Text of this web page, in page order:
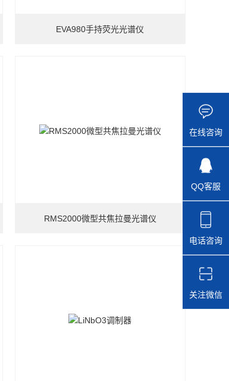
EVA980手持荧光光谱仪
RMS2000微型共焦拉曼光谱仪
在线咨询
QQ客服
电话咨询
关注微信